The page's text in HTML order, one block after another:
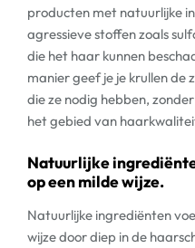
producten met natuurlijke
agressieve stoffen zoals
die het haar kunnen
manier geef je je krullen de
die ze nodig hebben,
het gebied van
Natuurlijke
op een milde wijze.
Natuurlijke ingrediënten
wijze door diep in de